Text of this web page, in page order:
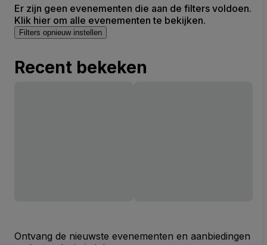
Er zijn geen evenementen die aan de filters voldoen.
Klik hier om alle evenementen te bekijken.
Filters opnieuw instellen
Recent bekeken
Ontvang de nieuwste evenementen en aanbiedingen